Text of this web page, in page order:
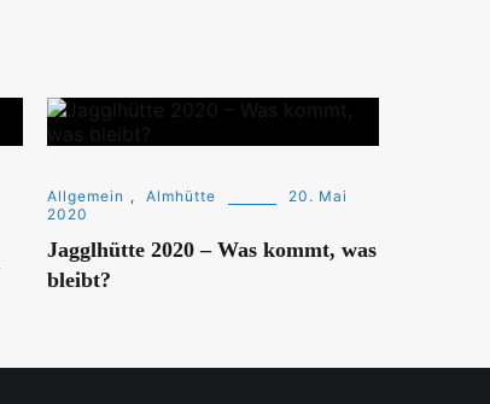
Allgemein , Almhütte
20. Mai
2020
Jagglhütte 2020 – Was kommt, was
bleibt?